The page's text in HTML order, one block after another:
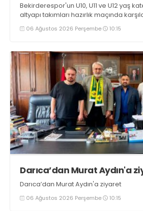
Bekirderespor'un U10, U11 ve U12 yaş
altyapı takımları hazırlık maçında
genç futbolcunun ter döktüğü maçların
sporculara Kandıra'nın yöresel lezzeti
06 Ağustos 2026 Perşembe 10:15
Darıca’dan Murat Aydın'a
Darıca’dan Murat Aydın'a ziyaret
06 Ağustos 2026 Perşembe 10:15